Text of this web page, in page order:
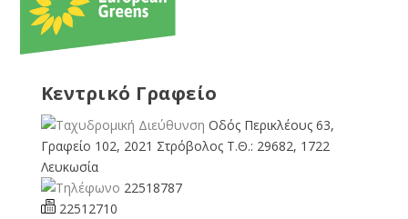
Κεντρικό Γραφείο
Οδός Περικλέους 63,
Γραφείο 102, 2021 Στρόβολος Τ.Θ.: 29682, 1722
Λευκωσία
22518787
22512710